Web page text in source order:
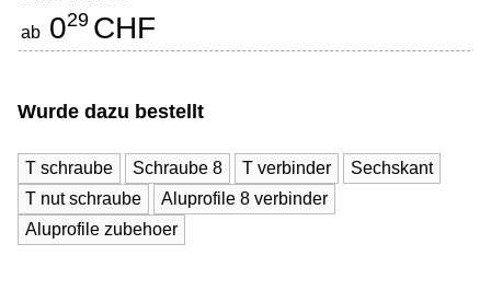
ab 029 CHF
Wurde dazu bestellt
T schraube Schraube 8 T verbinder
Sechskant
T nut schraube
Aluprofile 8 verbinder
Aluprofile zubehoer